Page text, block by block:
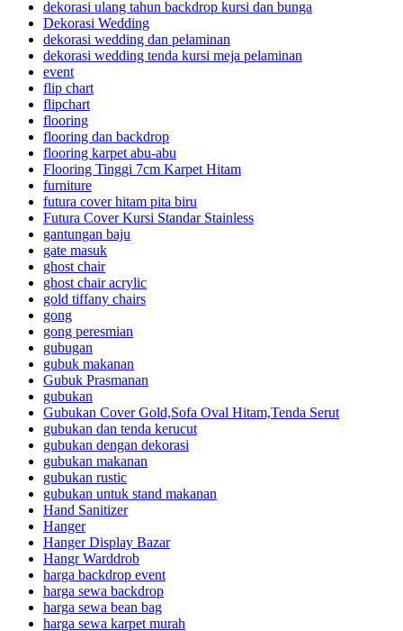
dekorasi ulang tahun backdrop kursi dan bunga
Dekorasi Wedding
dekorasi wedding dan pelaminan
dekorasi wedding tenda kursi meja pelaminan
event
flip chart
flipchart
flooring
flooring dan backdrop
flooring karpet abu-abu
Flooring Tinggi 7cm Karpet Hitam
furniture
futura cover hitam pita biru
Futura Cover Kursi Standar Stainless
gantungan baju
gate masuk
ghost chair
ghost chair acrylic
gold tiffany chairs
gong
gong peresmian
gubugan
gubuk makanan
Gubuk Prasmanan
gubukan
Gubukan Cover Gold,Sofa Oval Hitam,Tenda Serut
gubukan dan tenda kerucut
gubukan dengan dekorasi
gubukan makanan
gubukan rustic
gubukan untuk stand makanan
Hand Sanitizer
Hanger
Hanger Display Bazar
Hangr Warddrob
harga backdrop event
harga sewa backdrop
harga sewa bean bag
harga sewa karpet murah